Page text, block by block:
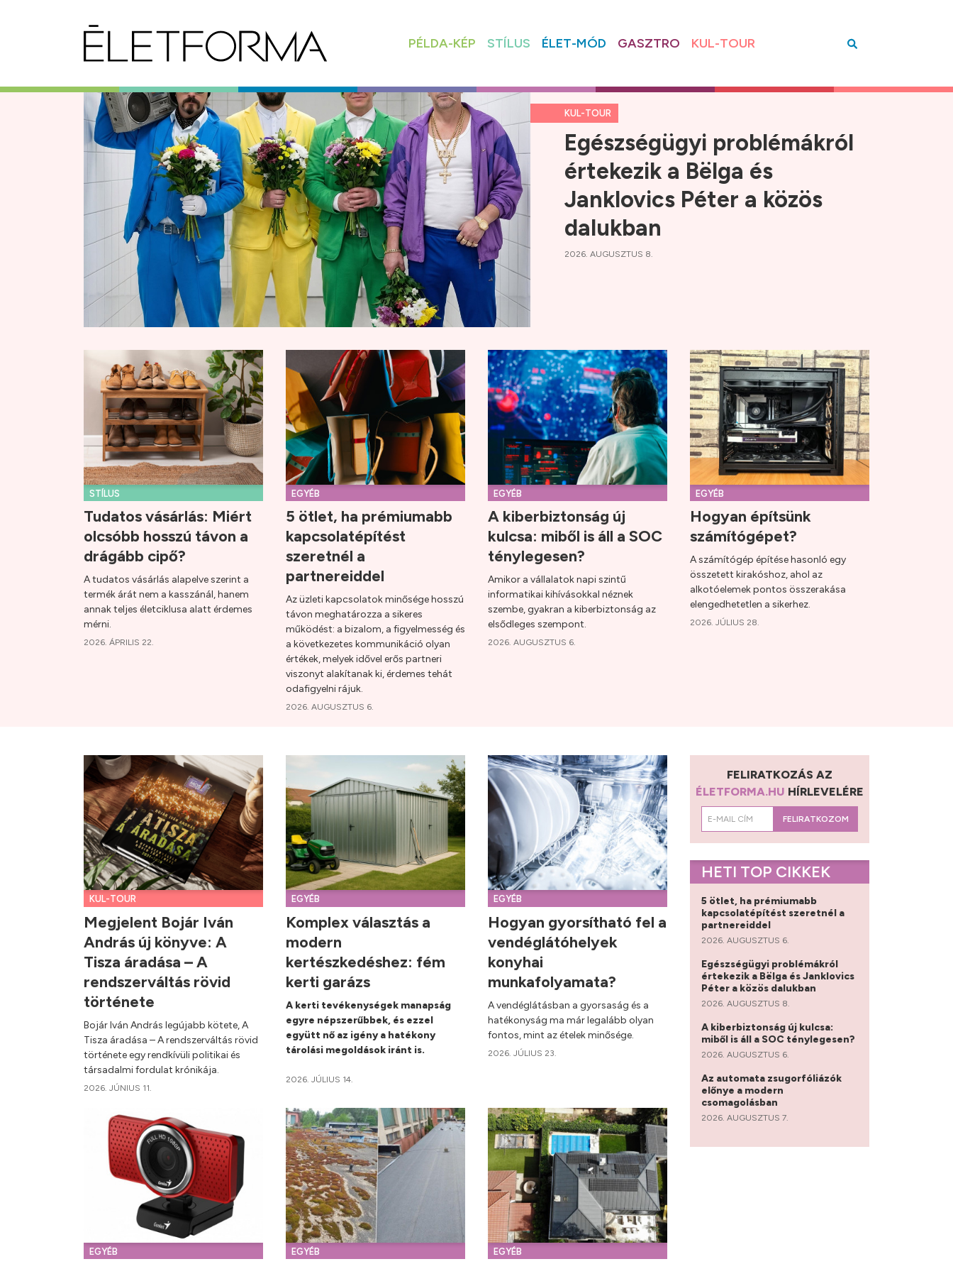
PÉLDA-KÉP STÍLUS ÉLET-MÓD GASZTRO KUL-TOUR
KUL-TOUR
Egészségügyi problémákról
értekezik a Bëlga és
Janklovics Péter a közös
dalukban
2026. AUGUSZTUS 8.
STÍLUS
Tudatos vásárlás: Miért
olcsóbb hosszú távon a
drágább cipő?
A tudatos vásárlás alapelve szerint a
termék árát nem a kasszánál, hanem
annak teljes életciklusa alatt érdemes
mérni.
2026. ÁPRILIS 22.
EGYÉB
5 ötlet, ha prémiumabb
kapcsolatépítést
szeretnél a
partnereiddel
Az üzleti kapcsolatok minősége hosszú
távon meghatározza a sikeres
működést: a bizalom, a figyelmesség és
a következetes kommunikáció olyan
értékek, melyek idővel erős partneri
viszonyt alakítanak ki, érdemes tehát
odafigyelni rájuk.
2026. AUGUSZTUS 6.
EGYÉB
A kiberbiztonság új
kulcsa: miből is áll a SOC
ténylegesen?
Amikor a vállalatok napi szintű
informatikai kihívásokkal néznek
szembe, gyakran a kiberbiztonság az
elsődleges szempont.
2026. AUGUSZTUS 6.
EGYÉB
Hogyan építsünk
számítógépet?
A számítógép építése hasonló egy
összetett kirakóshoz, ahol az
alkotóelemek pontos összerakása
elengedhetetlen a sikerhez.
2026. JÚLIUS 28.
KUL-TOUR
Megjelent Bojár Iván
András új könyve: A
Tisza áradása – A
rendszerváltás rövid
története
Bojár Iván András legújabb kötete, A
Tisza áradása – A rendszerváltás rövid
története egy rendkívüli politikai és
társadalmi fordulat krónikája.
2026. JÚNIUS 11.
EGYÉB
Komplex választás a
modern
kertészkedéshez: fém
kerti garázs
A kerti tevékenységek manapság
egyre népszerűbbek, és ezzel
együtt nő az igény a hatékony
tárolási megoldások iránt is.
2026. JÚLIUS 14.
EGYÉB
Hogyan gyorsítható fel a
vendéglátóhelyek
konyhai
munkafolyamata?
A vendéglátásban a gyorsaság és a
hatékonyság ma már legalább olyan
fontos, mint az ételek minősége.
2026. JÚLIUS 23.
EGYÉB EGYÉB EGYÉB
FELIRATKOZÁS AZ
ÉLETFORMA.HU HÍRLEVELÉRE
FELIRATKOZOM
HETI TOP CIKKEK
5 ötlet, ha prémiumabb
kapcsolatépítést szeretnél a
partnereiddel
2026. AUGUSZTUS 6.
Egészségügyi problémákról
értekezik a Bëlga és Janklovics
Péter a közös dalukban
2026. AUGUSZTUS 8.
A kiberbiztonság új kulcsa:
miből is áll a SOC ténylegesen?
2026. AUGUSZTUS 6.
Az automata zsugorfóliázók
előnye a modern
csomagolásban
2026. AUGUSZTUS 7.